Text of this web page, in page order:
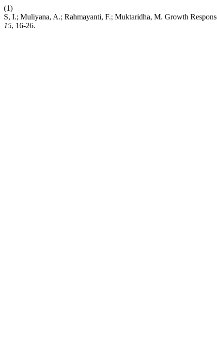
(1)
S, I.; Muliyana, A.; Rahmayanti, F.; Muktaridha, M. Growth
15, 16-26.